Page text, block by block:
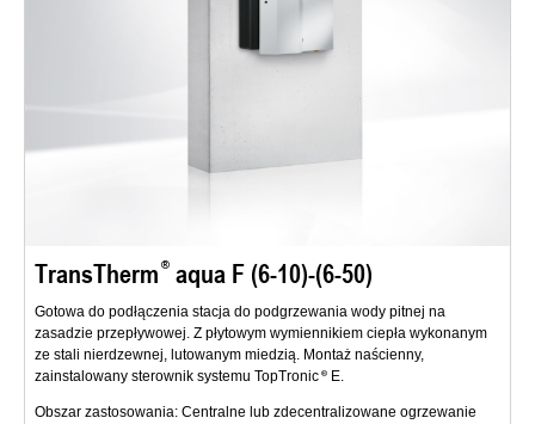
TransTherm aqua F (6-10)-(6-50)
Gotowa do podłączenia stacja do podgrzewania wody pitnej na
zasadzie przepływowej. Z płytowym wymiennikiem ciepła wykonanym
ze stali nierdzewnej, lutowanym miedzią. Montaż naścienny,
zainstalowany sterownik systemu TopTronic
E.
Obszar zastosowania: Centralne lub zdecentralizowane ogrzewanie